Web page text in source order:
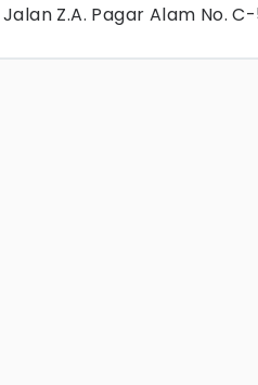
Z.A. Pagar Alam No.